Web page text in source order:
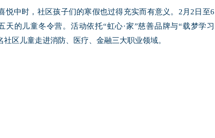
悦中时，社区孩子们的寒假也过得充实而有意义。2月2日至6
天的儿童冬令营。活动依托“虹心·家”慈善品牌与“载梦学习
区儿童走进消防、医疗、金融三大职业领域。